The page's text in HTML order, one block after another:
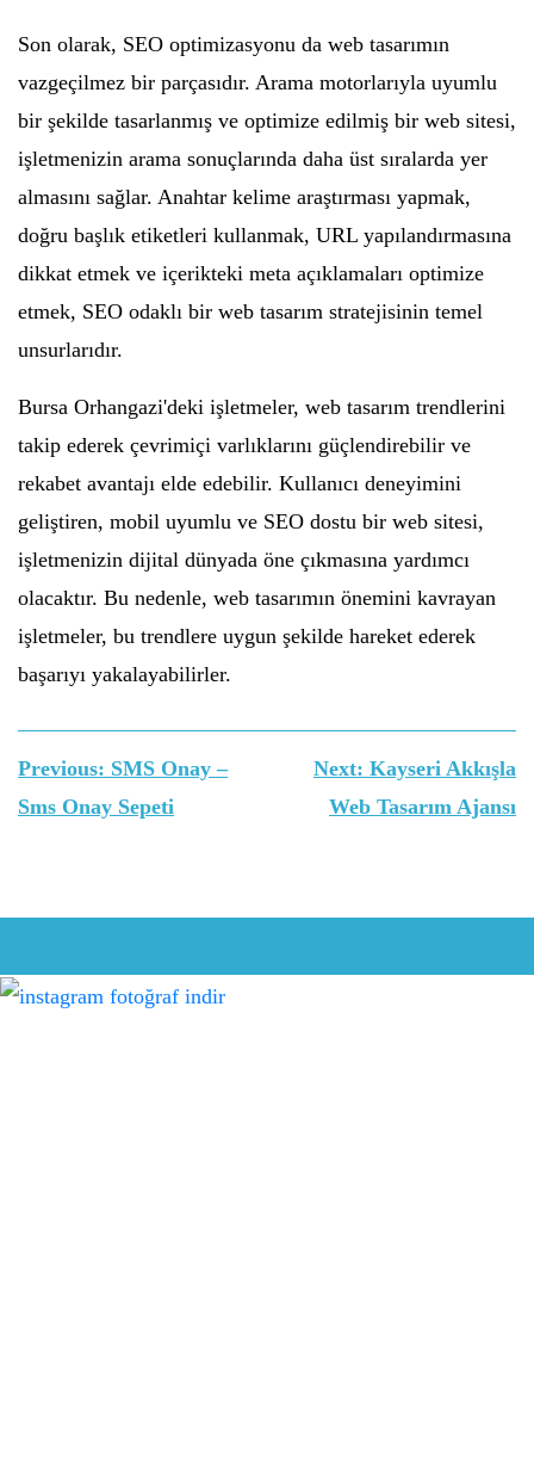
Son olarak, SEO optimizasyonu da web tasarımın
vazgeçilmez bir parçasıdır. Arama motorlarıyla uyumlu
bir şekilde tasarlanmış ve optimize edilmiş bir web sitesi,
işletmenizin arama sonuçlarında daha üst sıralarda yer
almasını sağlar. Anahtar kelime araştırması yapmak,
doğru başlık etiketleri kullanmak, URL yapılandırmasına
dikkat etmek ve içerikteki meta açıklamaları optimize
etmek, SEO odaklı bir web tasarım stratejisinin temel
unsurlarıdır.
Bursa Orhangazi'deki işletmeler, web tasarım trendlerini
takip ederek çevrimiçi varlıklarını güçlendirebilir ve
rekabet avantajı elde edebilir. Kullanıcı deneyimini
geliştiren, mobil uyumlu ve SEO dostu bir web sitesi,
işletmenizin dijital dünyada öne çıkmasına yardımcı
olacaktır. Bu nedenle, web tasarımın önemini kavrayan
işletmeler, bu trendlere uygun şekilde hareket ederek
başarıyı yakalayabilirler.
Yazı
gezinmesi
Previous: SMS Onay –
Sms Onay Sepeti
Next: Kayseri Akkışla
Web Tasarım Ajansı